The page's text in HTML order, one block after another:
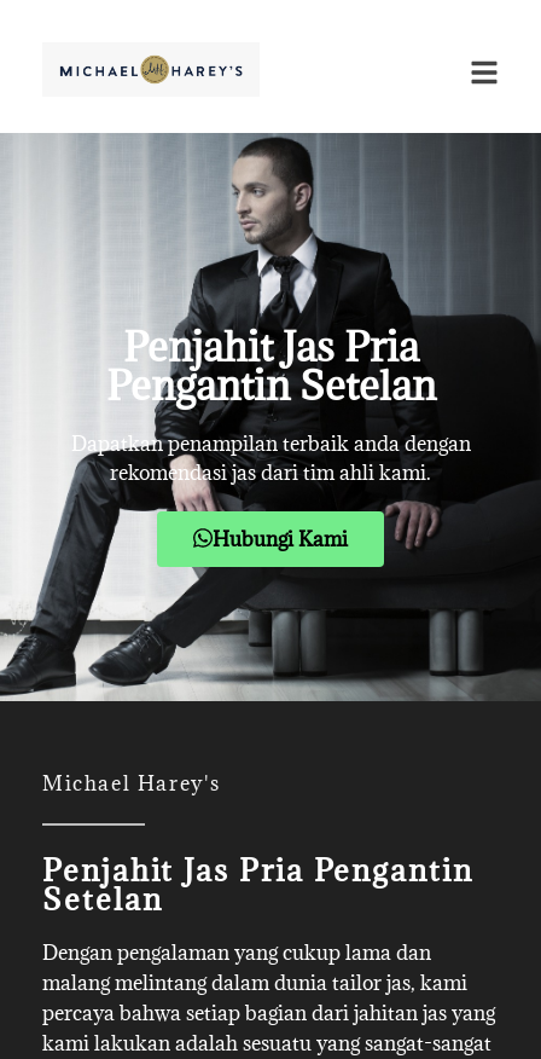
Penjahit Jas Pria
Pengantin Setelan
Dapatkan penampilan terbaik anda dengan
rekomendasi jas dari tim ahli kami.
Hubungi Kami
Michael Harey's
Penjahit Jas Pria Pengantin
Setelan
Dengan pengalaman yang cukup lama dan
malang melintang dalam dunia tailor jas, kami
percaya bahwa setiap bagian dari jahitan jas yang
kami lakukan adalah sesuatu yang sangat-sangat